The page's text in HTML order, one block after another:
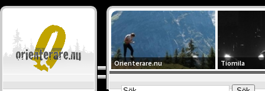
Orienterare.nu Tiomila